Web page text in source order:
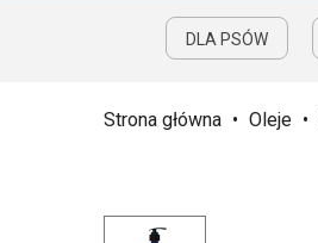
DLA PSÓW
Strona główna • Oleje •